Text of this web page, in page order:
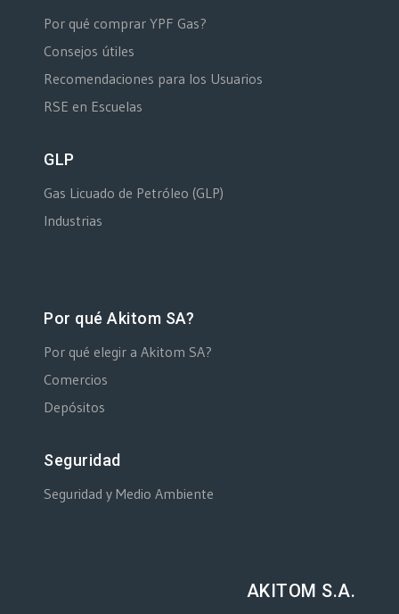
Por qué comprar YPF Gas?
Consejos útiles
Recomendaciones para los Usuarios
RSE en Escuelas
GLP
Gas Licuado de Petróleo (GLP)
Industrias
Por qué Akitom SA?
Por qué elegir a Akitom SA?
Comercios
Depósitos
Seguridad
Seguridad y Medio Ambiente
AKITOM S.A.